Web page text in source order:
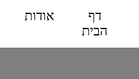
דף
הבית
אודות